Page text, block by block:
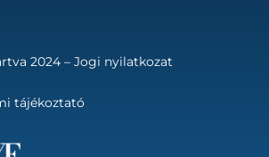
2024 – Jogi nyilatkozat
tájékoztató